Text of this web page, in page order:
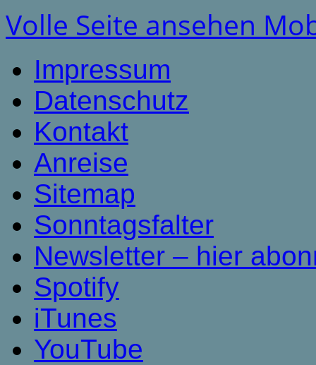
Volle Seite ansehen
Impressum
Datenschutz
Kontakt
Anreise
Sitemap
Sonntagsfalter
Newsletter – hier
Spotify
iTunes
YouTube